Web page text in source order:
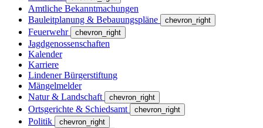
Amtliche Bekanntmachungen
Bauleitplanung & Bebauungspläne
chevron_right
Feuerwehr chevron_right
Jagdgenossenschaften
Kalender
Karriere
Lindener Bürgerstiftung
Mängelmelder
Natur & Landschaft
chevron_right
Ortsgerichte & Schiedsamt chevron_right
Politik chevron_right